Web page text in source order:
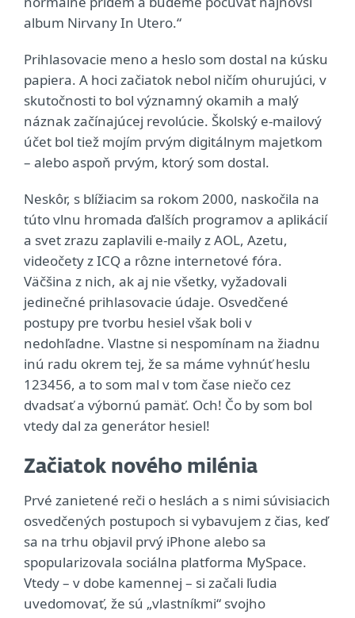
album Nirvany In Utero.“
Prihlasovacie meno a heslo som dostal na kúsku
papiera. A hoci začiatok nebol ničím ohurujúci, v
skutočnosti to bol významný okamih a malý
náznak začínajúcej revolúcie. Školský e‑mailový
účet bol tiež mojím prvým digitálnym majetkom
– alebo aspoň prvým, ktorý som dostal.
Neskôr, s blížiacim sa rokom 2000, naskočila na
túto vlnu hromada ďalších programov a aplikácií
a svet zrazu zaplavili e‑maily z AOL, Azetu,
videočety z ICQ a rôzne internetové fóra.
Väčšina z nich, ak aj nie všetky, vyžadovali
jedinečné prihlasovacie údaje. Osvedčené
postupy pre tvorbu hesiel však boli v
nedohľadne. Vlastne si nespomínam na žiadnu
inú radu okrem tej, že sa máme vyhnúť heslu
123456, a to som mal v tom čase niečo cez
dvadsať a výbornú pamäť. Och! Čo by som bol
vtedy dal za generátor hesiel!
Začiatok nového milénia
Prvé zanietené reči o heslách a s nimi súvisiacich
osvedčených postupoch si vybavujem z čias, keď
sa na trhu objavil prvý iPhone alebo sa
spopularizovala sociálna platforma MySpace.
Vtedy – v dobe kamennej – si začali ľudia
uvedomovať, že sú „vlastníkmi“ svojho